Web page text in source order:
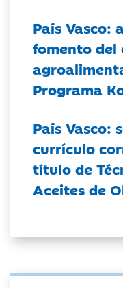
País Vasco:
fomento del
Programa
País Vasco:
currículo
título de
Aceites de